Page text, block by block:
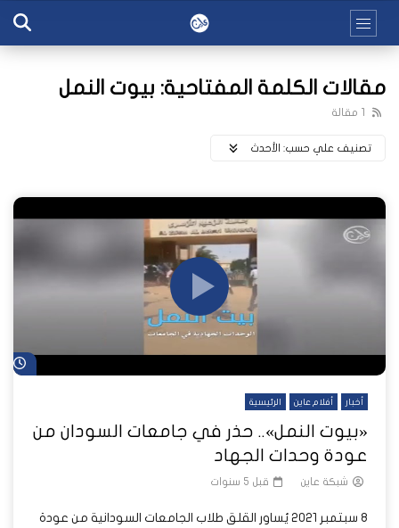
مقالات الكلمة المفتاحية: بيوت النمل
1 مقالة
تصنيف علي حسب: اﻷحدث
أخبار أفلام عاين الرئيسية
«بيوت النمل».. حذر في جامعات السودان من
عودة وحدات الجهاد
شبكة عاين قبل 5 سنوات
8 سبتمبر 2021 يُساور القلق طلاب الجامعات السودانية من عودة